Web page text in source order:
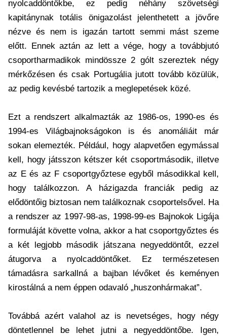
nyolcaddöntőkbe, ez pedig néhány szövetségi
kapitánynak totális önigazolást jelenthetett a jövőre
nézve és nem is igazán tartott semmi mást szeme
előtt. Ennek aztán az lett a vége, hogy a továbbjutó
csoportharmadikok mindössze 2 gólt szereztek négy
mérkőzésen és csak Portugália jutott tovább közülük,
az pedig kevésbé tartozik a meglepetések közé.
Ezt a rendszert alkalmazták az 1986-os, 1990-es és
1994-es Világbajnokságokon is és anomáliáit már
sokan elemezték. Például, hogy alapvetően egymással
kell, hogy játsszon kétszer két csoportmásodik, illetve
az E és az F csoportgyőztese egyből másodikkal kell,
hogy találkozzon. A házigazda franciák pedig az
elődöntőig biztosan nem találkoznak csoportelsővel. Ha
a rendszer az 1997-98-as, 1998-99-es Bajnokok Ligája
formuláját követte volna, akkor a hat csoportgyőztes és
a két legjobb második játszana negyeddöntőt, ezzel
átugorva a nyolcaddöntőket. Ez természetesen
támadásra sarkallná a bajban lévőket és keményen
kirostálná a nem éppen odavaló „huszonhármakat”.
Továbbá azért valahol az is nevetséges, hogy négy
döntetlennel be lehet jutni a negyeddöntőbe. Igen,